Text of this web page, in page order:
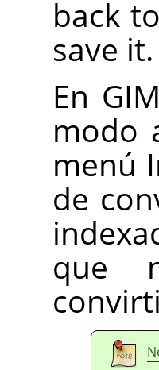
back
save it.
En
modo
menú
de
que